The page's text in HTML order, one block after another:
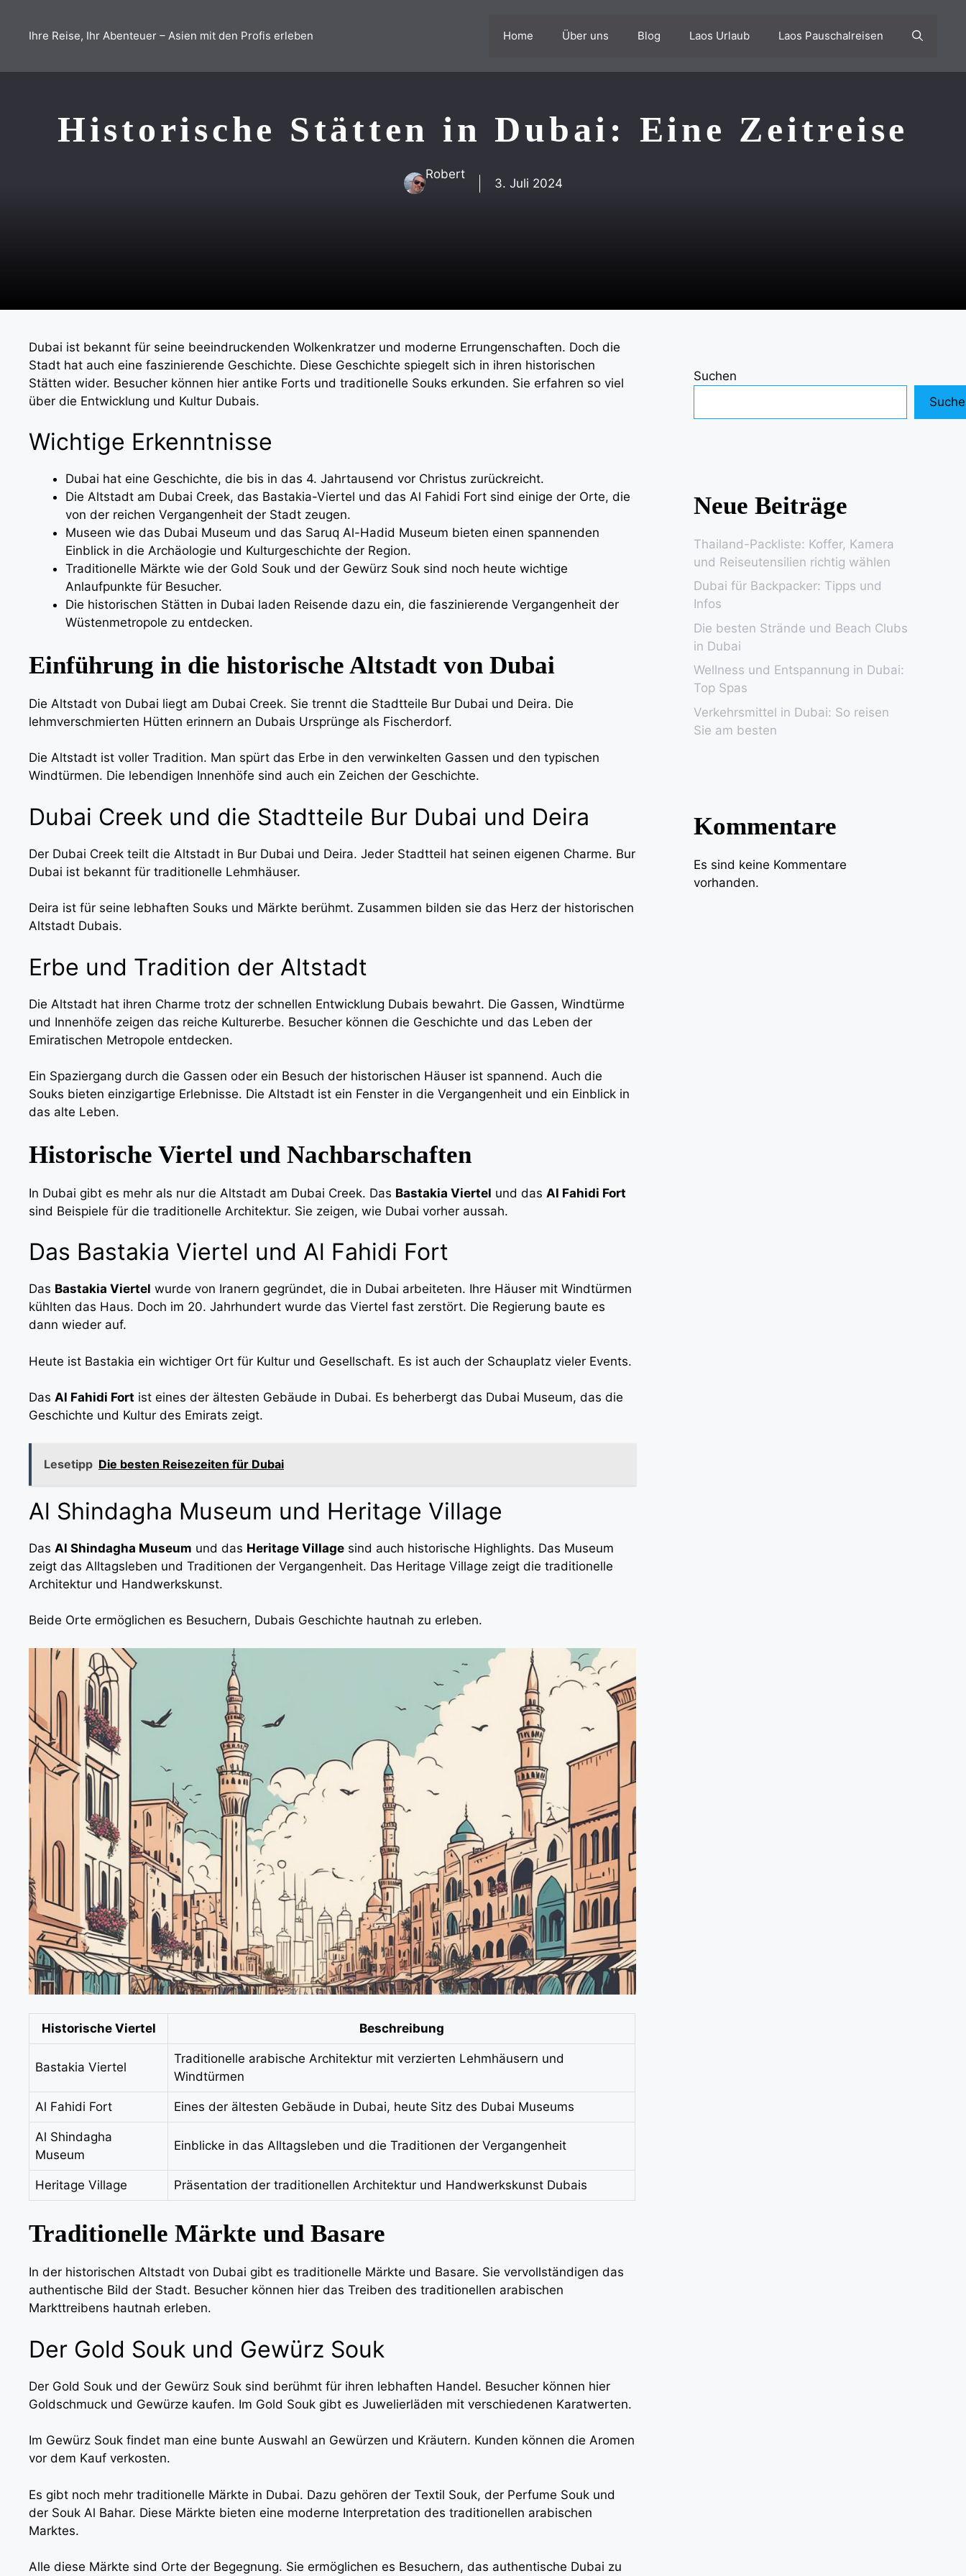
springen
Ihre Reise, Ihr Abenteuer – Asien mit den Profis erleben Home Über uns Blog Laos Urlaub Laos Pauschalreisen
Historische Stätten in Dubai: Eine Zeitreise
Robert
3. Juli 2024
Dubai ist bekannt für seine beeindruckenden Wolkenkratzer und moderne Errungenschaften. Doch die
Stadt hat auch eine faszinierende Geschichte. Diese Geschichte spiegelt sich in ihren historischen
Stätten wider. Besucher können hier antike Forts und traditionelle Souks erkunden. Sie erfahren so viel
über die Entwicklung und Kultur Dubais.
Wichtige Erkenntnisse
Dubai hat eine Geschichte, die bis in das 4. Jahrtausend vor Christus zurückreicht.
Die Altstadt am Dubai Creek, das Bastakia-Viertel und das Al Fahidi Fort sind einige der Orte, die
von der reichen Vergangenheit der Stadt zeugen.
Museen wie das Dubai Museum und das Saruq Al-Hadid Museum bieten einen spannenden
Einblick in die Archäologie und Kulturgeschichte der Region.
Traditionelle Märkte wie der Gold Souk und der Gewürz Souk sind noch heute wichtige
Anlaufpunkte für Besucher.
Die historischen Stätten in Dubai laden Reisende dazu ein, die faszinierende Vergangenheit der
Wüstenmetropole zu entdecken.
Einführung in die historische Altstadt von Dubai
Die Altstadt von Dubai liegt am Dubai Creek. Sie trennt die Stadtteile Bur Dubai und Deira. Die
lehmverschmierten Hütten erinnern an Dubais Ursprünge als Fischerdorf.
Die Altstadt ist voller Tradition. Man spürt das Erbe in den verwinkelten Gassen und den typischen
Windtürmen. Die lebendigen Innenhöfe sind auch ein Zeichen der Geschichte.
Dubai Creek und die Stadtteile Bur Dubai und Deira
Der Dubai Creek teilt die Altstadt in Bur Dubai und Deira. Jeder Stadtteil hat seinen eigenen Charme. Bur
Dubai ist bekannt für traditionelle Lehmhäuser.
Deira ist für seine lebhaften Souks und Märkte berühmt. Zusammen bilden sie das Herz der historischen
Altstadt Dubais.
Erbe und Tradition der Altstadt
Die Altstadt hat ihren Charme trotz der schnellen Entwicklung Dubais bewahrt. Die Gassen, Windtürme
und Innenhöfe zeigen das reiche Kulturerbe. Besucher können die Geschichte und das Leben der
Emiratischen Metropole entdecken.
Ein Spaziergang durch die Gassen oder ein Besuch der historischen Häuser ist spannend. Auch die
Souks bieten einzigartige Erlebnisse. Die Altstadt ist ein Fenster in die Vergangenheit und ein Einblick in
das alte Leben.
Historische Viertel und Nachbarschaften
In Dubai gibt es mehr als nur die Altstadt am Dubai Creek. Das Bastakia Viertel und das Al Fahidi Fort
sind Beispiele für die traditionelle Architektur. Sie zeigen, wie Dubai vorher aussah.
Das Bastakia Viertel und Al Fahidi Fort
Das Bastakia Viertel wurde von Iranern gegründet, die in Dubai arbeiteten. Ihre Häuser mit Windtürmen
kühlten das Haus. Doch im 20. Jahrhundert wurde das Viertel fast zerstört. Die Regierung baute es
dann wieder auf.
Heute ist Bastakia ein wichtiger Ort für Kultur und Gesellschaft. Es ist auch der Schauplatz vieler Events.
Das Al Fahidi Fort ist eines der ältesten Gebäude in Dubai. Es beherbergt das Dubai Museum, das die
Geschichte und Kultur des Emirats zeigt.
Lesetipp Die besten Reisezeiten für Dubai
Al Shindagha Museum und Heritage Village
Das Al Shindagha Museum und das Heritage Village sind auch historische Highlights. Das Museum
zeigt das Alltagsleben und Traditionen der Vergangenheit. Das Heritage Village zeigt die traditionelle
Architektur und Handwerkskunst.
Beide Orte ermöglichen es Besuchern, Dubais Geschichte hautnah zu erleben.
Historische Viertel Beschreibung
Bastakia Viertel
Traditionelle arabische Architektur mit verzierten Lehmhäusern und
Windtürmen
Al Fahidi Fort Eines der ältesten Gebäude in Dubai, heute Sitz des Dubai Museums
Al Shindagha
Museum
Einblicke in das Alltagsleben und die Traditionen der Vergangenheit
Heritage Village Präsentation der traditionellen Architektur und Handwerkskunst Dubais
Traditionelle Märkte und Basare
In der historischen Altstadt von Dubai gibt es traditionelle Märkte und Basare. Sie vervollständigen das
authentische Bild der Stadt. Besucher können hier das Treiben des traditionellen arabischen
Markttreibens hautnah erleben.
Der Gold Souk und Gewürz Souk
Der Gold Souk und der Gewürz Souk sind berühmt für ihren lebhaften Handel. Besucher können hier
Goldschmuck und Gewürze kaufen. Im Gold Souk gibt es Juwelierläden mit verschiedenen Karatwerten.
Im Gewürz Souk findet man eine bunte Auswahl an Gewürzen und Kräutern. Kunden können die Aromen
vor dem Kauf verkosten.
Es gibt noch mehr traditionelle Märkte in Dubai. Dazu gehören der Textil Souk, der Perfume Souk und
der Souk Al Bahar. Diese Märkte bieten eine moderne Interpretation des traditionellen arabischen
Marktes.
Alle diese Märkte sind Orte der Begegnung. Sie ermöglichen es Besuchern, das authentische Dubai zu
Suchen
Neue Beiträge
Thailand-Packliste: Koffer, Kamera
und Reiseutensilien richtig wählen
Dubai für Backpacker: Tipps und
Infos
Die besten Strände und Beach Clubs
in Dubai
Wellness und Entspannung in Dubai:
Top Spas
Verkehrsmittel in Dubai: So reisen
Sie am besten
Kommentare
Es sind keine Kommentare
vorhanden.